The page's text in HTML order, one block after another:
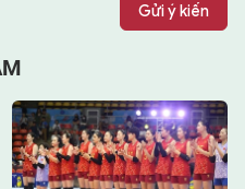
Gửi ý kiến